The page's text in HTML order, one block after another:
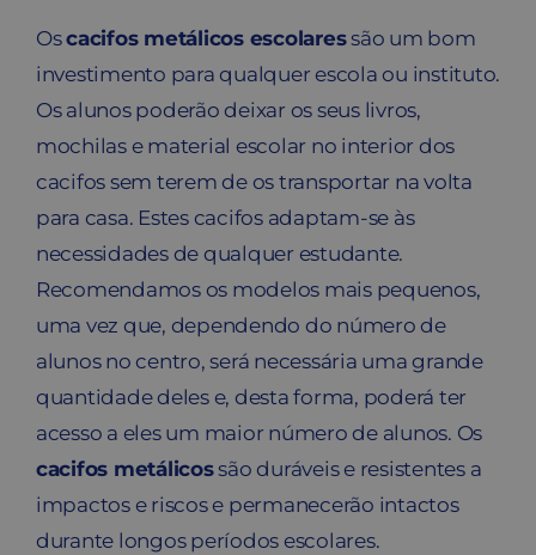
Oscacifos metálicos escolaressão um bom
investimento para qualquer escola ou instituto.
Os alunos poderão deixar os seus livros,
mochilas e material escolar no interior dos
cacifos sem terem de os transportar na volta
para casa. Estes cacifos adaptam-se às
necessidades de qualquer estudante.
Recomendamos os modelos mais pequenos,
uma vez que, dependendo do número de
alunos no centro, será necessária uma grande
quantidade deles e, desta forma, poderá ter
acesso a eles um maior número de alunos. Os
cacifos metálicossão duráveis e resistentes a
impactos e riscos e permanecerão intactos
durante longos períodos escolares.